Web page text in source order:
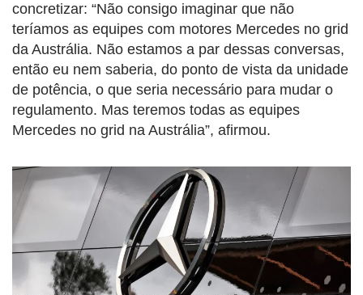
concretizar: “Não consigo imaginar que não
teríamos as equipes com motores Mercedes no grid
da Austrália. Não estamos a par dessas conversas,
então eu nem saberia, do ponto de vista da unidade
de potência, o que seria necessário para mudar o
regulamento. Mas teremos todas as equipes
Mercedes no grid na Austrália”, afirmou.